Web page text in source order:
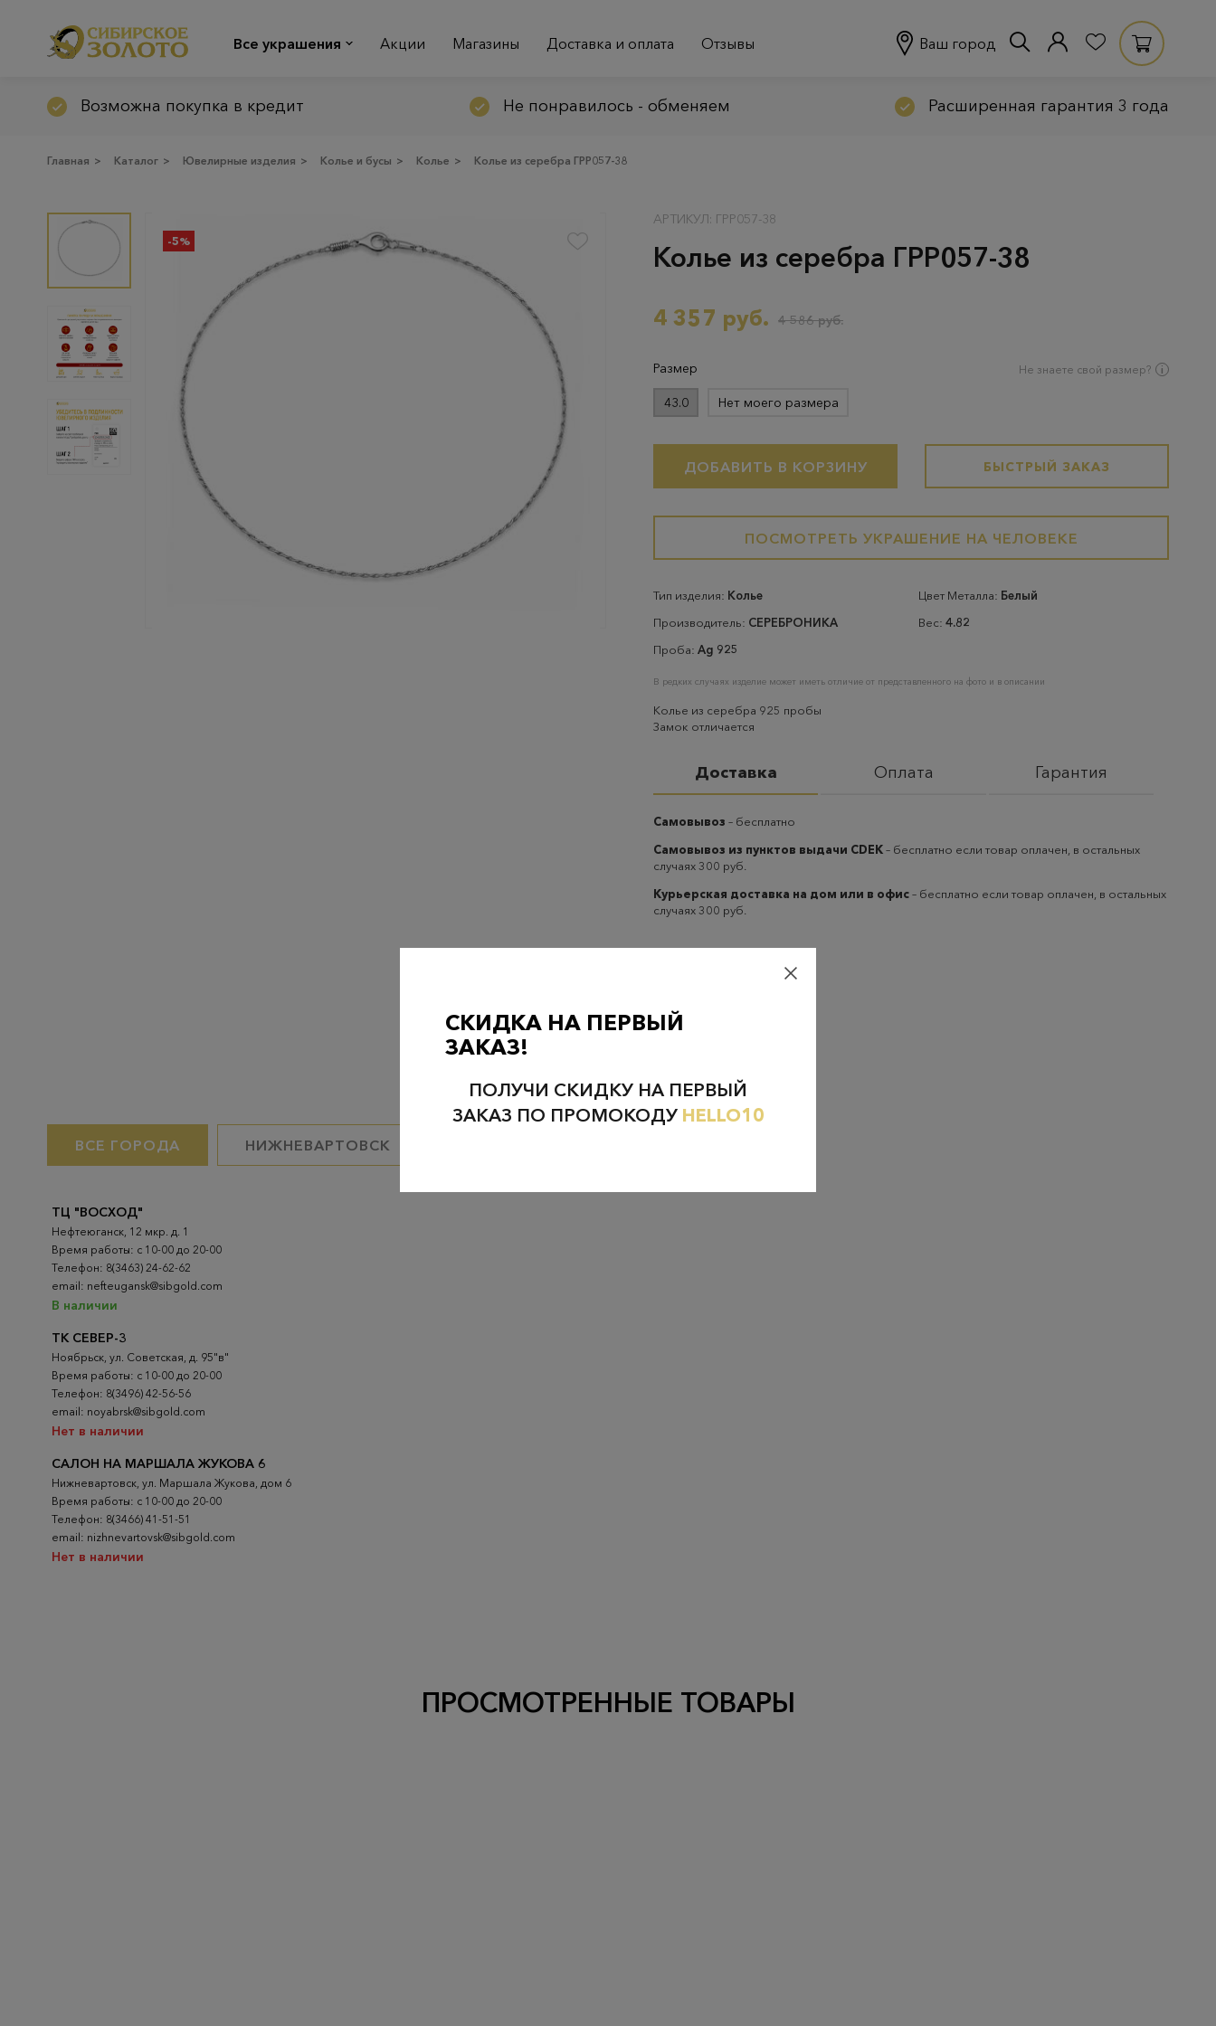
Все украшения Акции Магазины Доставка и оплата Отзывы Ваш город
Возможна покупка в кредит Не понравилось - обменяем Расширенная гарантия 3 года
Главная > Каталог > Ювелирные изделия > Колье и бусы > Колье > Колье из серебра ГРР057-38
-5%
АРТИКУЛ: ГРР057-38
Колье из серебра ГРР057-38
4 357 руб. 4 586 руб.
Размер Не знаете свой размер?
43.0 Нет моего размера
ДОБАВИТЬ В КОРЗИНУ БЫСТРЫЙ ЗАКАЗ
ПОСМОТРЕТЬ УКРАШЕНИЕ НА ЧЕЛОВЕКЕ
Тип изделия: Колье
Производитель: СЕРЕБРОНИКА
Проба: Ag 925
Цвет Металла: Белый
Вес: 4.82
В редких случаях изделие может иметь отличие от представленного на фото и в описании
Колье из серебра 925 пробы
Замок отличается
Доставка Оплата Гарантия
Самовывоз – бесплатно
Самовывоз из пунктов выдачи CDEK– бесплатно если товар оплачен, в остальных
случаях 300 руб.
Курьерская доставка на дом или в офис– бесплатно если товар оплачен, в остальных
случаях 300 руб.
Проверьте наличие в магазинах
ВСЕ ГОРОДА НИЖНЕВАРТОВСК
ТК СЕВЕР-3
Ноябрьск, ул. Советская, д. 95"в"
Время работы: с 10-00 до 20-00
Телефон: 8(3496) 42-56-56
email: noyabrsk@sibgold.com
Нет в наличии
ТЦ "ВОСХОД"
Нефтеюганск, 12 мкр. д. 1
Время работы: с 10-00 до 20-00
Телефон: 8(3463) 24-62-62
email: nefteugansk@sibgold.com
В наличии
САЛОН НА МАРШАЛА ЖУКОВА 6
Нижневартовск, ул. Маршала Жукова, дом 6
Время работы: с 10-00 до 20-00
Телефон: 8(3466) 41-51-51
email: nizhnevartovsk@sibgold.com
Нет в наличии
ПРОСМОТРЕННЫЕ ТОВАРЫ
СКИДКА НА ПЕРВЫЙ
ЗАКАЗ!
ПОЛУЧИ СКИДКУ НА ПЕРВЫЙ
ЗАКАЗ ПО ПРОМОКОДУ HELLO10